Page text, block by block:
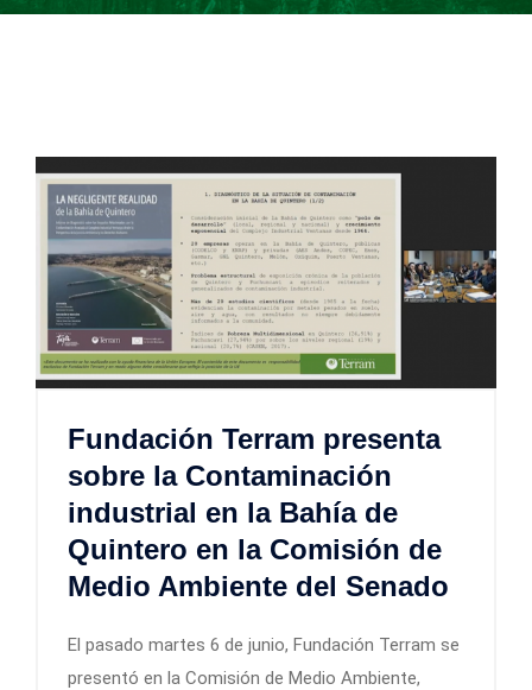
Fundación Terram presenta
sobre la Contaminación
industrial en la Bahía de
Quintero en la Comisión de
Medio Ambiente del Senado
El pasado martes 6 de junio, Fundación Terram se
presentó en la Comisión de Medio Ambiente,